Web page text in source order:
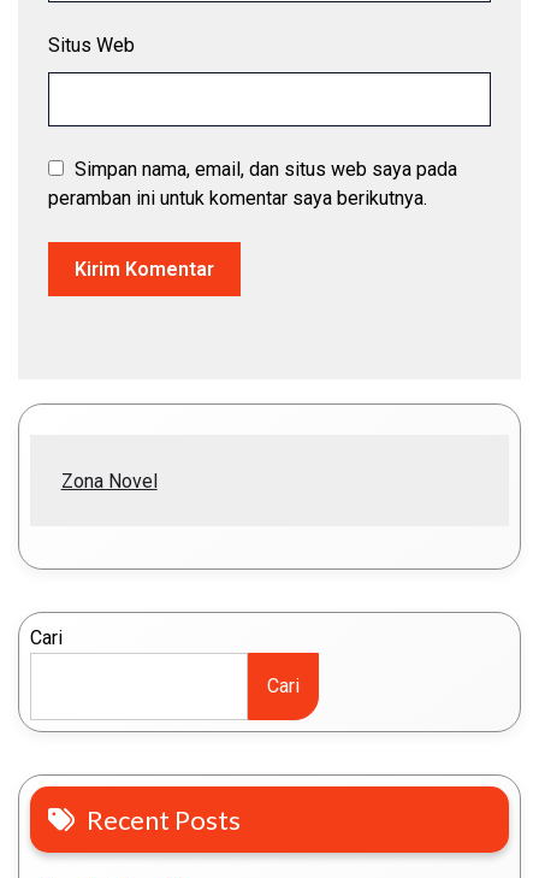
Situs Web
Simpan nama, email, dan situs web saya pada
peramban ini untuk komentar saya berikutnya.
Zona Novel
Cari
Cari
Recent Posts